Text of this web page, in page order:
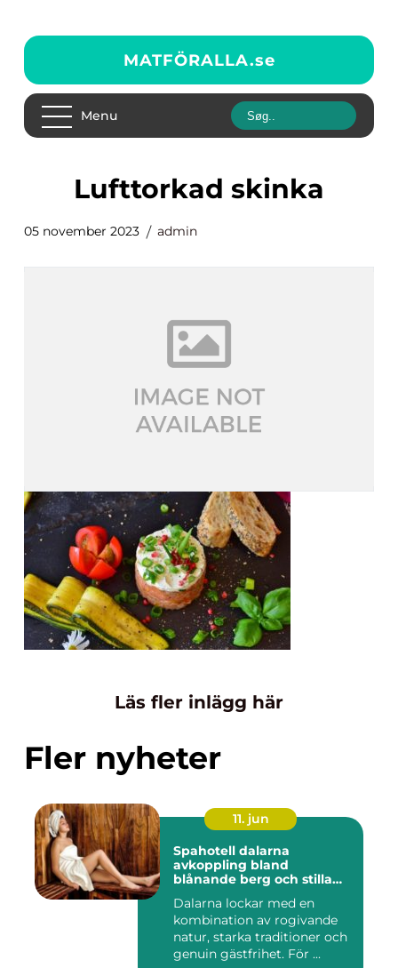
MATFÖRALLA.se
Menu
lufttorkad skinka
05 november 2023 admin
Läs fler inlägg här
Fler nyheter
11. jun
Spahotell dalarna
avkoppling bland
blånande berg och stilla
Dalarna lockar med en
kombination av rogivande
natur, starka traditioner och
genuin gästfrihet. För ...